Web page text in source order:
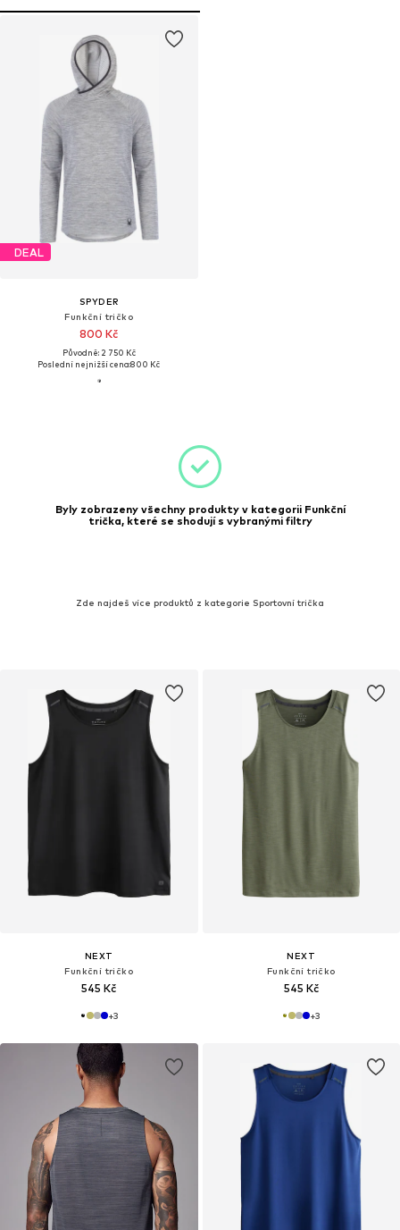
DEAL
SPYDER
Funkční tričko
800 Kč
Původně: 2 750 Kč
Poslední nejnižší cena:800 Kč
Byly zobrazeny všechny produkty v kategorii Funkční
trička, které se shodují s vybranými filtry
Zde najdeš více produktů z kategorie Sportovní trička
NEXT
Funkční tričko
545 Kč
+3
NEXT
Funkční tričko
545 Kč
+3